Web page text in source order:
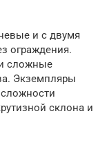
и с двумя
ограждения.
сложные
Экземпляры
склона и